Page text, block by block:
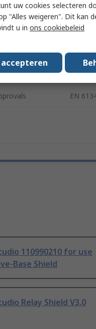
Grove
Base
V2.0
Arduino
EN
110990210 for use
Base Shield
Relay Shield V3.0
uw cookies selecteren
"Alles weigeren". Dit kan
u in ons cookiebeleid